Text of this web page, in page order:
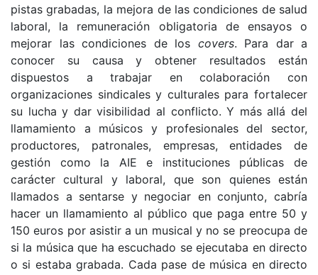
pistas grabadas, la mejora de las condiciones de salud
laboral, la remuneración obligatoria de ensayos o
mejorar las condiciones de los covers. Para dar a
conocer su causa y obtener resultados están
dispuestos a trabajar en colaboración con
organizaciones sindicales y culturales para fortalecer
su lucha y dar visibilidad al conflicto. Y más allá del
llamamiento a músicos y profesionales del sector,
productores, patronales, empresas, entidades de
gestión como la AIE e instituciones públicas de
carácter cultural y laboral, que son quienes están
llamados a sentarse y negociar en conjunto, cabría
hacer un llamamiento al público que paga entre 50 y
150 euros por asistir a un musical y no se preocupa de
si la música que ha escuchado se ejecutaba en directo
o si estaba grabada. Cada pase de música en directo